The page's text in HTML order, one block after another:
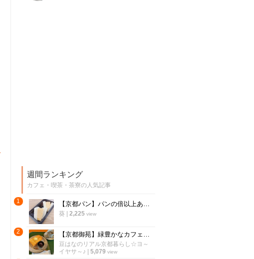
週間ランキング
カフェ・喫茶・茶寮の人気記事
1 【京都パン】パンの倍以上ある分厚さ！20年以上愛される「京風厚焼き玉子サンド」の極上テイクアウト
葵 2,225 view
2 【京都御苑】緑豊かなカフェでモーニング開始！朝活に老舗パン謹製『あんバタートースト』を☆
豆はなのリアル京都暮らし☆ヨ～
イヤサ～♪
5,079 view